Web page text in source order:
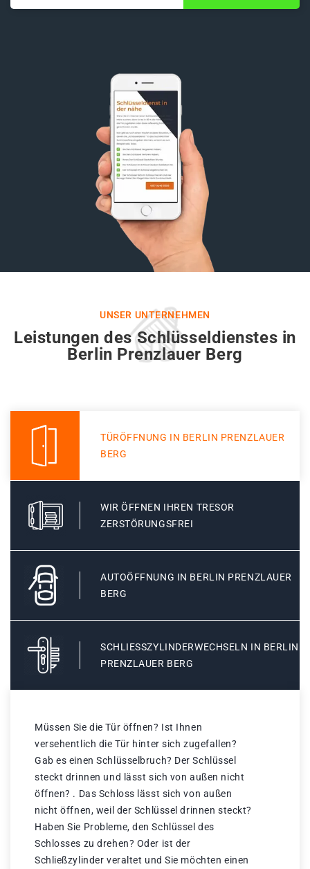
UNSER UNTERNEHMEN
Leistungen des Schlüsseldienstes in
Berlin Prenzlauer Berg
TÜRÖFFNUNG IN BERLIN PRENZLAUER
BERG
WIR ÖFFNEN IHREN TRESOR
ZERSTÖRUNGSFREI
AUTOÖFFNUNG IN BERLIN PRENZLAUER
BERG
SCHLIESSZYLINDERWECHSELN IN BERLIN P
RENZLAUER BERG
Müssen Sie die Tür öffnen? Ist Ihnen
versehentlich die Tür hinter sich zugefallen?
Gab es einen Schlüsselbruch? Der Schlüssel
steckt drinnen und lässt sich von außen nicht
öffnen? . Das Schloss lässt sich von außen
nicht öffnen, weil der Schlüssel drinnen steckt?
Haben Sie Probleme, den Schlüssel des
Schlosses zu drehen? Oder ist der
Schließzylinder veraltet und Sie möchten einen